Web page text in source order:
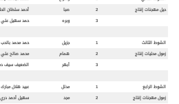
حيل مهجنات إنتاج
2 صبا أحمد سلطان
3
وبره حمد سهيل علي
الشوط الثالث 1 جزيل حمد محمد بالحب
زمول محليات إنتاج
2 همام محمد صالح علي
3
أبهر الضعيف سيف
الشوط الرابع 1 مدلل عبيد هلال
زمول مهجنات إنتاج
2 مجد سهيل أحمد